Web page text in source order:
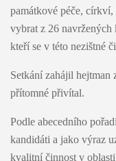
památkové péče,
vybrat z 26
kteří se v této nezištné
Setkání zahájil
přítomné přivítal.
Podle abecedního
kandidáti a jako výraz
kvalitní činnost v